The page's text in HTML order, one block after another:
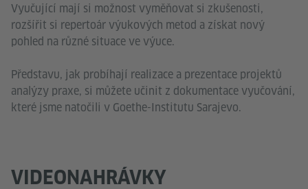
Vyučující mají si možnost vyměňovat si zkušenosti,
rozšířit si repertoár výukových metod a získat nový
pohled na různé situace ve výuce.
Představu, jak probíhají realizace a prezentace projektů
analýzy praxe, si můžete učinit z dokumentace vyučování,
které jsme natočili v Goethe-Institutu Sarajevo.
VIDEONAHRÁVKY